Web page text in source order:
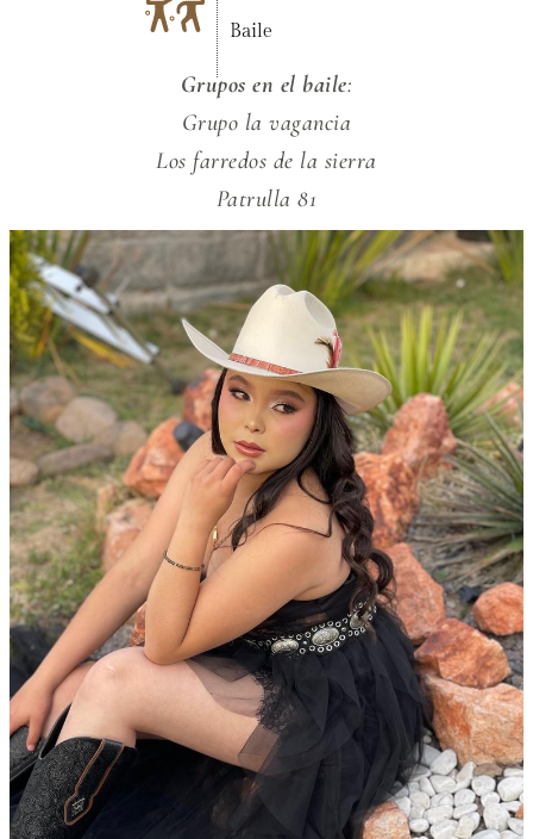
Baile
Grupos en el baile:
Grupo la vagancia
Los farredos de la sierra
Patrulla 81